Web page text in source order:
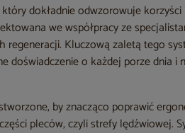
dokładnie odwzorowuje
we współpracy ze
regeneracji. Kluczową zaletą tego
doświadczenie o każdej porze dnia i
by znacząco poprawić
pleców, czyli strefy lędźwiowej.